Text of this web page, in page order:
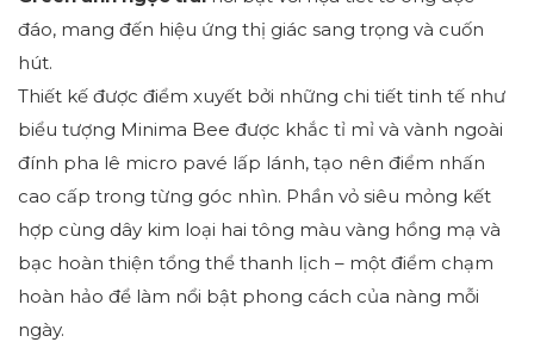
đáo, mang đến hiệu ứng thị giác sang trọng và cuốn
hút.
Thiết kế được điểm xuyết bởi những chi tiết tinh tế như
biểu tượng Minima Bee được khắc tỉ mỉ và vành ngoài
đính pha lê micro pavé lấp lánh, tạo nên điểm nhấn
cao cấp trong từng góc nhìn. Phần vỏ siêu mỏng kết
hợp cùng dây kim loại hai tông màu vàng hồng mạ và
bạc hoàn thiện tổng thể thanh lịch – một điểm chạm
hoàn hảo để làm nổi bật phong cách của nàng mỗi
ngày.